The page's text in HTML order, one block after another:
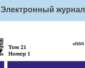
Электронный журнал